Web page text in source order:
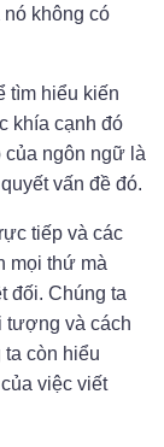
nó không có
tìm hiểu kiến
khía cạnh đó
của ngôn ngữ là
vấn đề đó.
tiếp và các
mọi thứ mà
đối. Chúng ta
tượng và cách
ta còn hiểu
việc viết